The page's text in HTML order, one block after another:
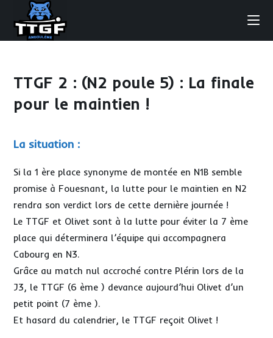
content
TTGF 2 : (N2 poule 5) : La finale
pour le maintien !
La situation :
Si la 1 ère place synonyme de montée en N1B semble
promise à Fouesnant, la lutte pour le maintien en N2
rendra son verdict lors de cette dernière journée !
Le TTGF et Olivet sont à la lutte pour éviter la 7 ème
place qui déterminera l’équipe qui accompagnera
Cabourg en N3.
Grâce au match nul accroché contre Plérin lors de la
J3, le TTGF (6 ème ) devance aujourd’hui Olivet d’un
petit point (7 ème ).
Et hasard du calendrier, le TTGF reçoit Olivet !